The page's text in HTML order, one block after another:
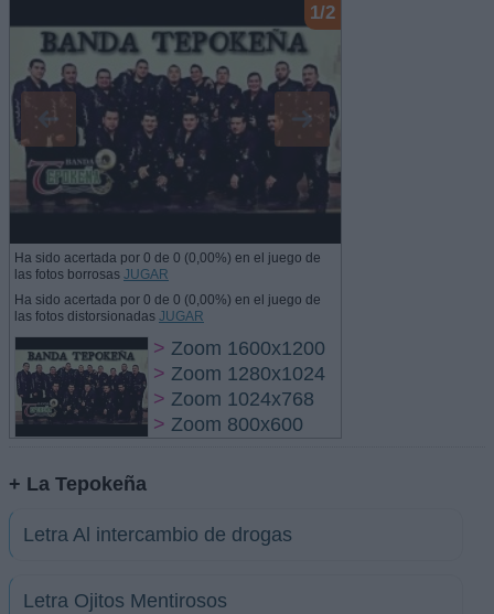
1/2
Ha sido acertada por 0 de 0 (0,00%) en el juego de
las fotos borrosas JUGAR
Ha sido acertada por 0 de 0 (0,00%) en el juego de
las fotos distorsionadas JUGAR
> Zoom 1600x1200
> Zoom 1280x1024
> Zoom 1024x768
> Zoom 800x600
+ La Tepokeña
Letra Al intercambio de drogas
Letra Ojitos Mentirosos